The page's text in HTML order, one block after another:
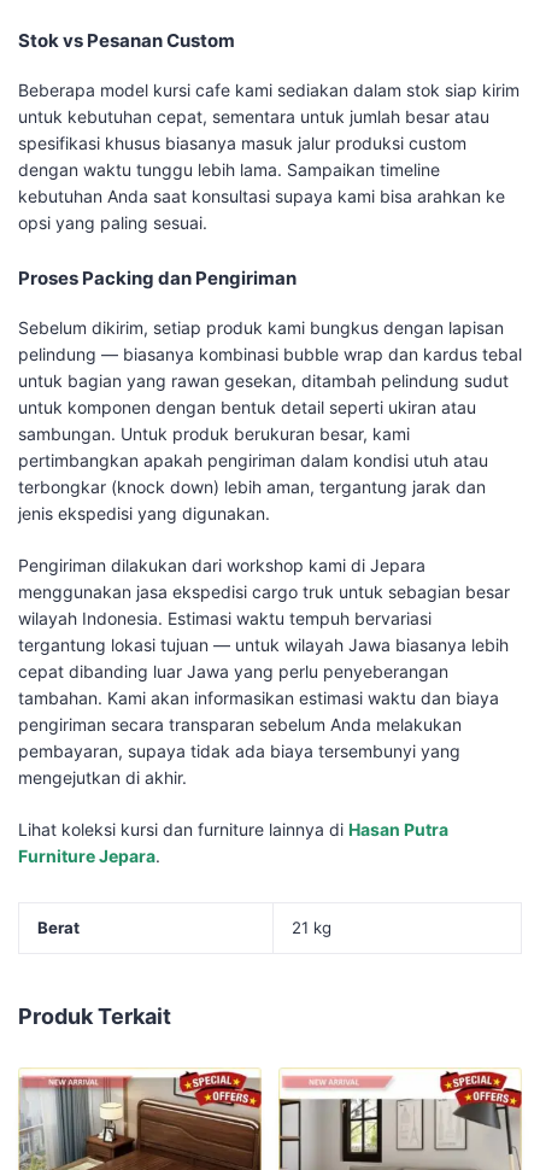
Stok vs Pesanan Custom
Beberapa model kursi cafe kami sediakan dalam stok siap kirim
untuk kebutuhan cepat, sementara untuk jumlah besar atau
spesifikasi khusus biasanya masuk jalur produksi custom
dengan waktu tunggu lebih lama. Sampaikan timeline
kebutuhan Anda saat konsultasi supaya kami bisa arahkan ke
opsi yang paling sesuai.
Proses Packing dan Pengiriman
Sebelum dikirim, setiap produk kami bungkus dengan lapisan
pelindung — biasanya kombinasi bubble wrap dan kardus tebal
untuk bagian yang rawan gesekan, ditambah pelindung sudut
untuk komponen dengan bentuk detail seperti ukiran atau
sambungan. Untuk produk berukuran besar, kami
pertimbangkan apakah pengiriman dalam kondisi utuh atau
terbongkar (knock down) lebih aman, tergantung jarak dan
jenis ekspedisi yang digunakan.
Pengiriman dilakukan dari workshop kami di Jepara
menggunakan jasa ekspedisi cargo truk untuk sebagian besar
wilayah Indonesia. Estimasi waktu tempuh bervariasi
tergantung lokasi tujuan — untuk wilayah Jawa biasanya lebih
cepat dibanding luar Jawa yang perlu penyeberangan
tambahan. Kami akan informasikan estimasi waktu dan biaya
pengiriman secara transparan sebelum Anda melakukan
pembayaran, supaya tidak ada biaya tersembunyi yang
mengejutkan di akhir.
Lihat koleksi kursi dan furniture lainnya di Hasan Putra
Furniture Jepara.
Berat 21 kg
Produk Terkait